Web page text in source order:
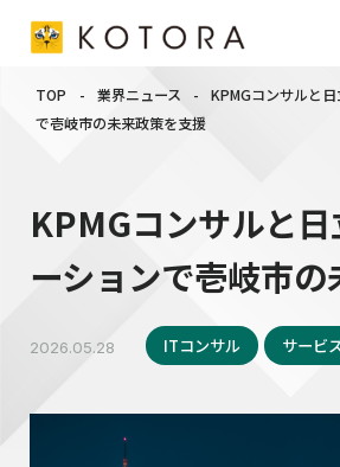
TOP - 業界ニュース -
KPMGコンサルと
で壱岐市の未来政策を支援
KPMGコンサルと
ーションで壱岐市
2026.05.28 ITコンサル サービ